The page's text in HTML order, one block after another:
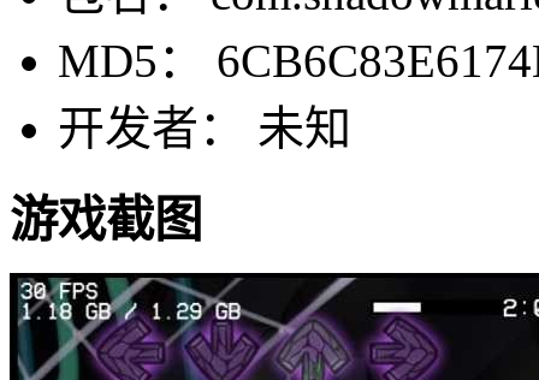
MD5：
开发者： 未知
游戏截图